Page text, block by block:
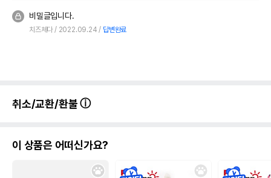
비밀글입니다.
치즈체다 2022.09.24 답변완료
취소/교환/환불
이 상품은 어떠신가요?